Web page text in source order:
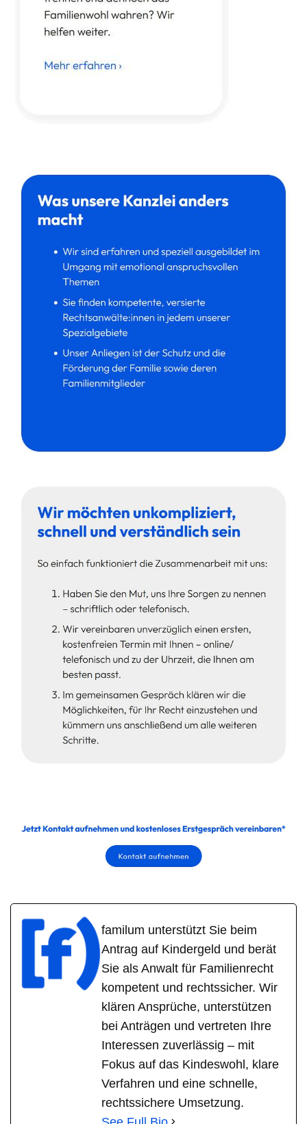
familum unterstützt Sie beim
Antrag auf Kindergeld und berät
Sie als Anwalt für Familienrecht
kompetent und rechtssicher. Wir
klären Ansprüche, unterstützen
bei Anträgen und vertreten Ihre
Interessen zuverlässig – mit
Fokus auf das Kindeswohl, klare
Verfahren und eine schnelle,
rechtssichere Umsetzung.